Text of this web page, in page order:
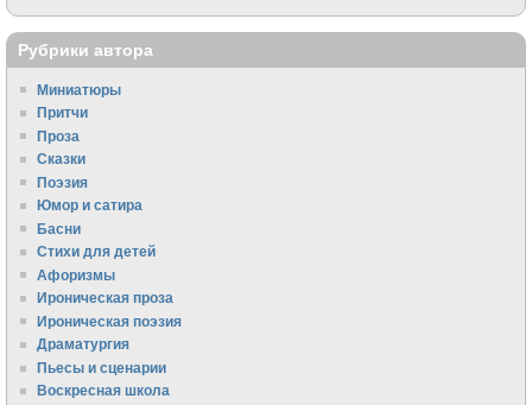
Рубрики автора
Миниатюры
Притчи
Проза
Сказки
Поэзия
Юмор и сатира
Басни
Стихи для детей
Афоризмы
Ироническая проза
Ироническая поэзия
Драматургия
Пьесы и сценарии
Воскресная школа